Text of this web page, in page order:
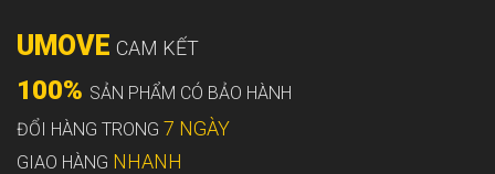
UMOVE CAM KẾT
100% SẢN PHẨM CÓ BẢO HÀNH
ĐỔI HÀNG TRONG 7 NGÀY
GIAO HÀNG NHANH